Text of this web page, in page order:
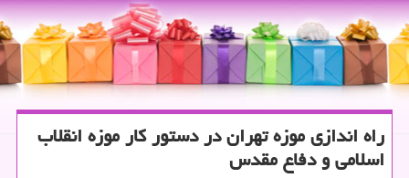
راه اندازی موزه تهران در دستور كار موزه انقلاب
اسلامی و دفاع مقدس